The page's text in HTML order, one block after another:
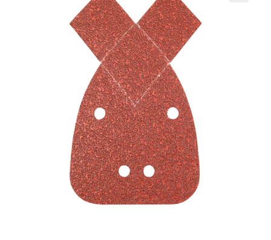
Cookie-Richtlinie (EU)
Datenschutzerklärung
Datenschutzerklärung